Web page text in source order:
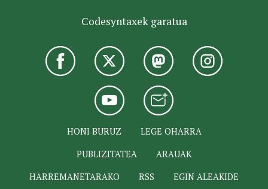
Codesyntaxek garatua
HONI BURUZ
LEGE OHARRA
PUBLIZITATEA
ARAUAK
HARREMANETARAKO
RSS EGIN ALEAKIDE